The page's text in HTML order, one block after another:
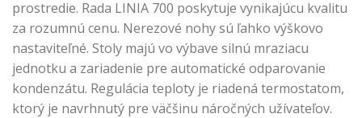
prostredie. Rada LINIA 700 poskytuje vynikajúcu kvalitu
za rozumnú cenu. Nerezové nohy sú ľahko výškovo
nastaviteľné. Stoly majú vo výbave silnú mraziacu
jednotku a zariadenie pre automatické odparovanie
kondenzátu. Regulácia teploty je riadená termostatom,
ktorý je navrhnutý pre väčšinu náročných užívateľov.